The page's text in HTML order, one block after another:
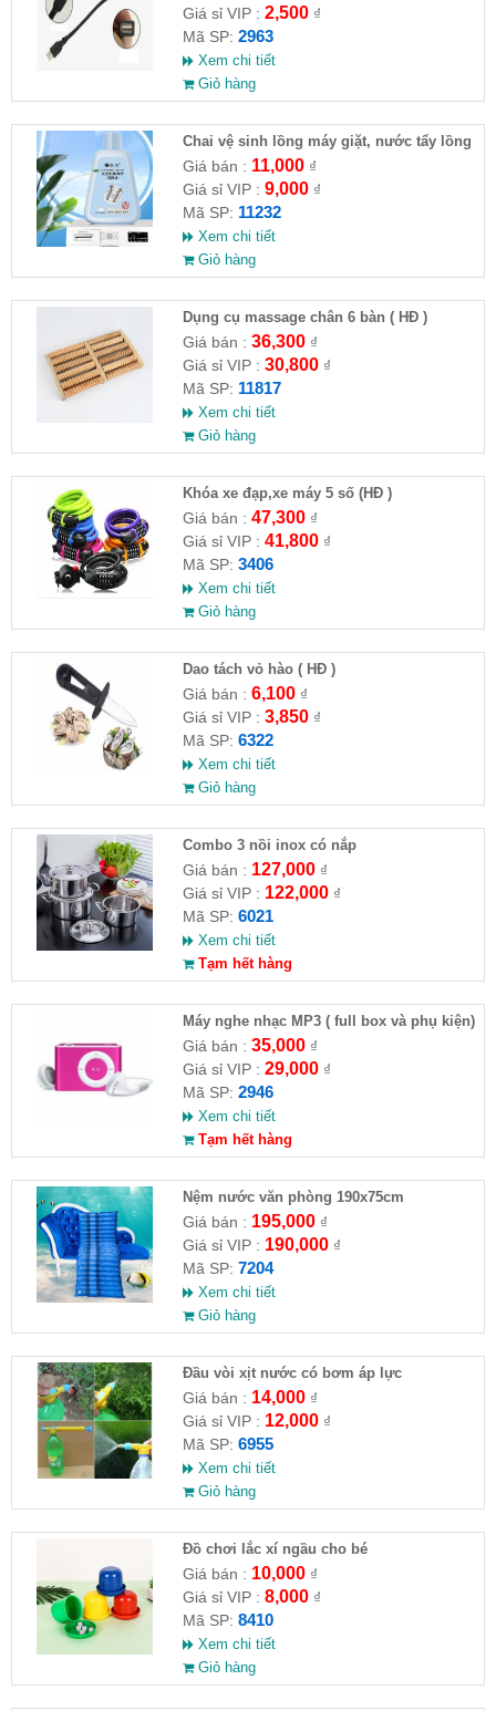
Giá sỉ VIP : 2,500₫
Mã SP: 2963
Xem chi tiết
Giỏ hàng
Chai vệ sinh lồng máy giặt, nước tẩy lồng
máy giặt CLEANING FLUID
Giá bán : 11,000₫
Giá sỉ VIP : 9,000₫
Mã SP: 11232
Xem chi tiết
Giỏ hàng
Dụng cụ massage chân 6 bàn ( HĐ )
Giá bán : 36,300₫
Giá sỉ VIP : 30,800₫
Mã SP: 11817
Xem chi tiết
Giỏ hàng
Khóa xe đạp,xe máy 5 số (HĐ )
Giá bán : 47,300₫
Giá sỉ VIP : 41,800₫
Mã SP: 3406
Xem chi tiết
Giỏ hàng
Dao tách vỏ hào ( HĐ )
Giá bán : 6,100₫
Giá sỉ VIP : 3,850₫
Mã SP: 6322
Xem chi tiết
Giỏ hàng
Combo 3 nồi inox có nắp
Giá bán : 127,000₫
Giá sỉ VIP : 122,000₫
Mã SP: 6021
Xem chi tiết
Tạm hết hàng
Máy nghe nhạc MP3 ( full box và phụ kiện)
Giá bán : 35,000₫
Giá sỉ VIP : 29,000₫
Mã SP: 2946
Xem chi tiết
Tạm hết hàng
Nệm nước văn phòng 190x75cm
Giá bán : 195,000₫
Giá sỉ VIP : 190,000₫
Mã SP: 7204
Xem chi tiết
Giỏ hàng
Đầu vòi xịt nước có bơm áp lực
Giá bán : 14,000₫
Giá sỉ VIP : 12,000₫
Mã SP: 6955
Xem chi tiết
Giỏ hàng
Đồ chơi lắc xí ngầu cho bé
Giá bán : 10,000₫
Giá sỉ VIP : 8,000₫
Mã SP: 8410
Xem chi tiết
Giỏ hàng